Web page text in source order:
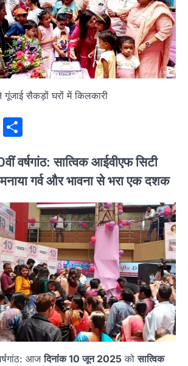
ने गूंजाई सैकड़ों घरों में किलकारी
Twitter
वर्षगांठ: सात्विक आईवीएफ सिटी
गर्व और भावना से भरा एक दशक
आजदिनांक 10 जून 2025 कोसात्विक